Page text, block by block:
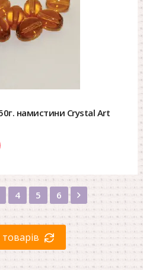
намистини Crystal Art
4 5 6 Вперед